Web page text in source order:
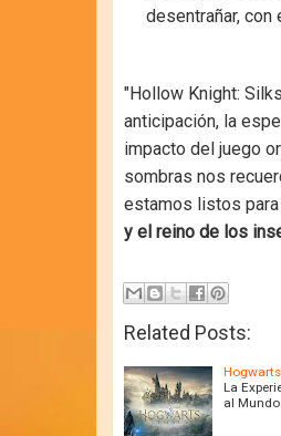
desentrañar,
"Hollow Knight:
anticipación, la
impacto del juego
sombras nos
estamos listos para
y el reino de los
Related Posts:
La
al